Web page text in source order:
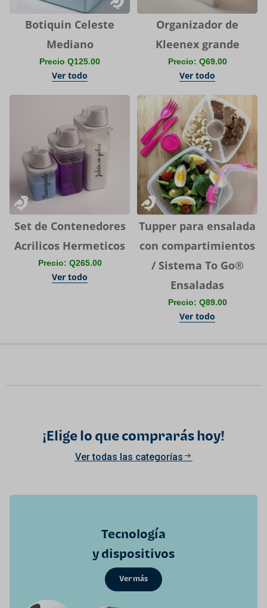
Botiquin Celeste
Mediano
Precio Q125.00
Ver todo
Organizador de
Kleenex grande
Precio: Q69.00
Ver todo
Set de Contenedores
Acrilicos Hermeticos
Precio: Q265.00
Ver todo
Tupper para ensalada
con compartimientos
/ Sistema To Go®
Ensaladas
Precio: Q89.00
Ver todo
¡Elige lo que comprarás hoy!
Ver todas las categorías
Tecnología
y dispositivos
Ver más